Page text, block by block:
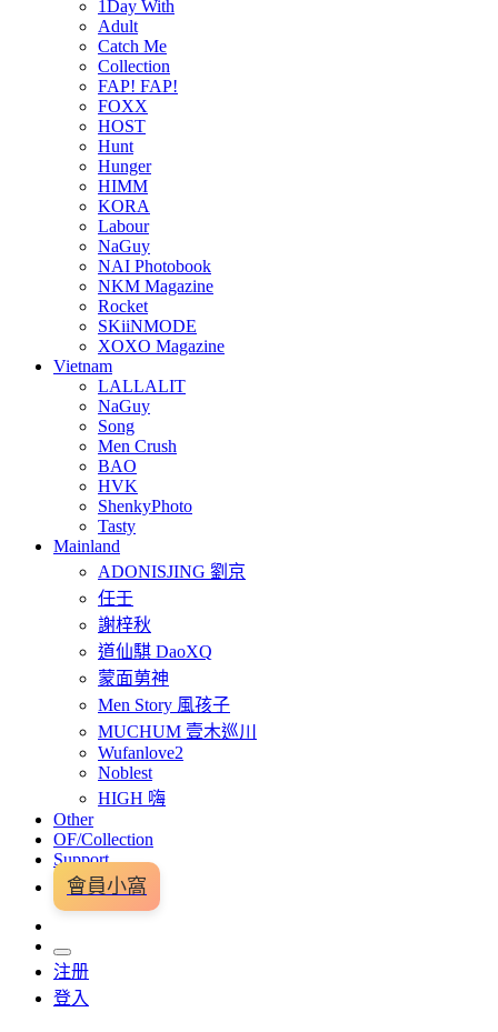
1Day With
Adult
Catch Me
Collection
FAP! FAP!
FOXX
HOST
Hunt
Hunger
HIMM
KORA
Labour
NaGuy
NAI Photobook
NKM Magazine
Rocket
SKiiNMODE
XOXO Magazine
Vietnam
LALLALIT
NaGuy
Song
Men Crush
BAO
HVK
ShenkyPhoto
Tasty
Mainland
ADONISJING 劉京
任壬
謝梓秋
道仙騏 DaoXQ
蒙面莮神
Men Story 風孩子
MUCHUM 壹木巡川
Wufanlove2
Noblest
HIGH 嗨
Other
OF/Collection
Support
會員小窩
注册
登入